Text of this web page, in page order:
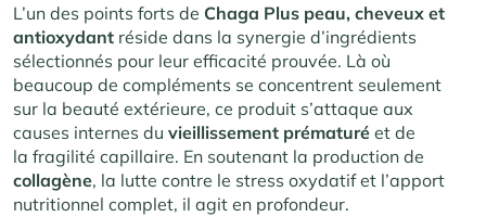
L’un des points forts de Chaga Plus peau, cheveux et
antioxydant réside dans la synergie d’ingrédients
sélectionnés pour leur efficacité prouvée. Là où
beaucoup de compléments se concentrent seulement
sur la beauté extérieure, ce produit s’attaque aux
causes internes du vieillissement prématuré et de
la fragilité capillaire. En soutenant la production de
collagène, la lutte contre le stress oxydatif et l’apport
nutritionnel complet, il agit en profondeur.